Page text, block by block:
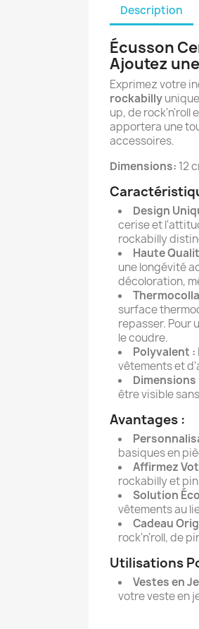
Description
Écusson
Ajoutez
Exprimez votre
rockabilly
up, de rock'n'roll
apportera une
accessoires.
Dimensions: 12
Design
cerise et
rockabilly
Haute
une longévité
décoloration,
surface
repasser. Pour
le coudre.
Polyvalent :
vêtements et
Dimensions
être visible
Avantages :
basiques en
Affirmez
rockabilly et
Solution
vêtements au
Cadeau
rock'n'roll, de
Utilisations
Vestes en
votre veste en